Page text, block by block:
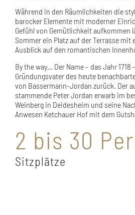
Während in den Räumlichkeiten die
barocker Elemente mit moderner
Gefühl von Gemütlichkeit aufkommen
Sommer ein Platz auf der Terrasse mit
Ausblick auf den romantischen
By the way… Der Name – das Jahr 1718
Gründungsvater des heute
von Bassermann-Jordan zurück. Der
stammende Peter Jordan erwarb im
Weinberg in Deidesheim und seine
Anwesen Ketchauer Hof mit dem
2 bis 30
Sitzplätze